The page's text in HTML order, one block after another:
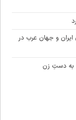
و جهان عرب در
دستِ زن